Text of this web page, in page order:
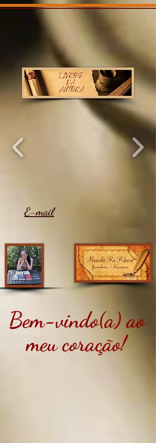
E-mail
Bem-vindo(a) ao
meu coração!